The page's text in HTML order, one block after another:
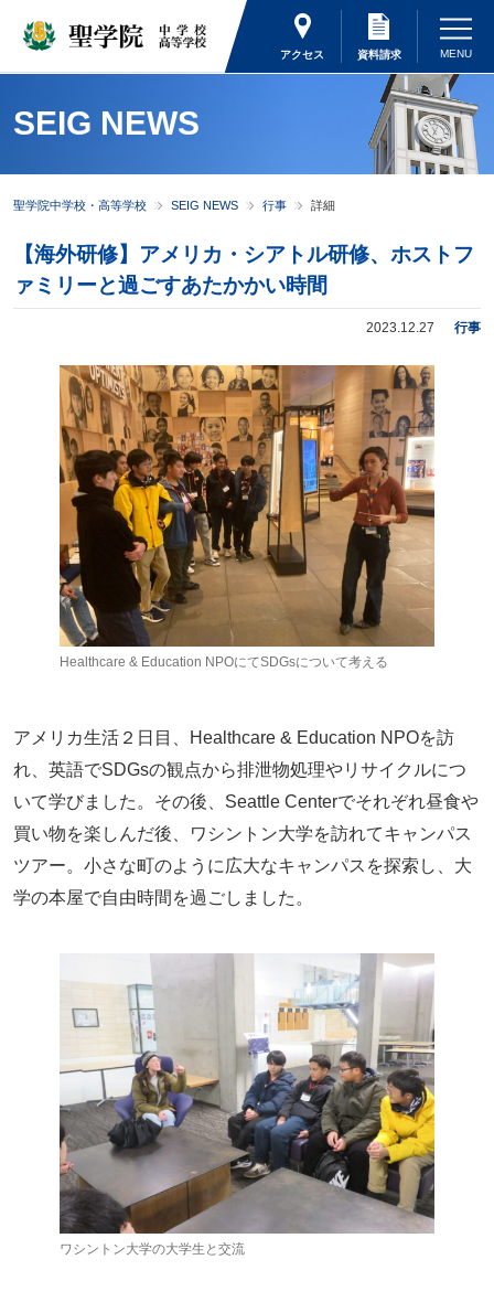
アクセス 資料請求
SEIG NEWS
聖学院中学校・高等学校 SEIG NEWS 行事 詳細
【海外研修】アメリカ・シアトル研修、ホストフ
ァミリーと過ごすあたかかい時間
2023.12.27 行事
Healthcare & Education NPOにてSDGsについて考える
アメリカ生活２日目、Healthcare & Education NPOを訪
れ、英語でSDGsの観点から排泄物処理やリサイクルにつ
いて学びました。その後、Seattle Centerでそれぞれ昼食や
買い物を楽しんだ後、ワシントン大学を訪れてキャンパス
ツアー。小さな町のように広大なキャンパスを探索し、大
学の本屋で自由時間を過ごしました。
ワシントン大学の大学生と交流